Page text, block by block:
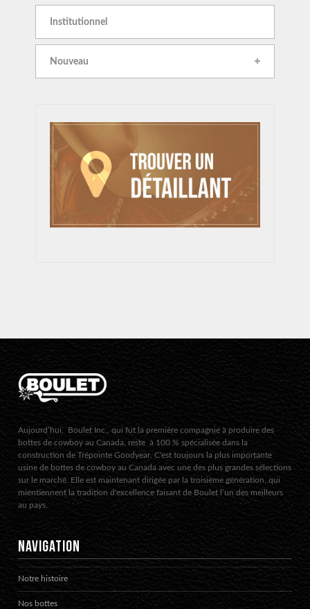
Institutionnel
Nouveau
Aujourd’hui, Boulet Inc., qui fut la première compagnie à produire des
bottes de cowboy au Canada, reste à 100 % spécialisée dans la
construction de Trépointe Goodyear. C'est toujours la plus importante
usine de bottes de cowboy au Canada avec une des plus grandes sélections
sur le marché. Elle est maintenant dirigée par la troisième génération, qui
mientiennent la tradition d'excellence faisant de Boulet l’un des meilleurs
au pays.
NAVIGATION
Notre histoire
Nos bottes